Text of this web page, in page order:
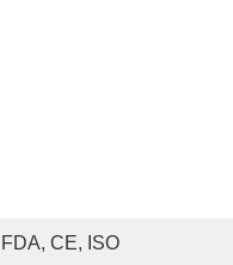
FDA, CE, ISO